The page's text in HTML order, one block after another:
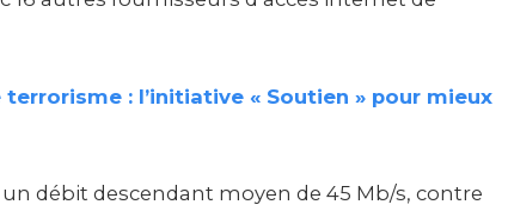
: l’initiative « Soutien » pour mieux
débit descendant moyen de 45 Mb/s, contre